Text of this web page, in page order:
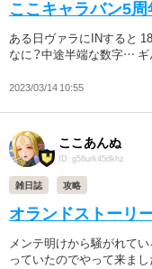
ここキャラバン5
ある日ヴァラにINすると
なに？中途半端な数字…
2023/03/14 10:55
ここあんぬ
ID: g58urk45dkhz
雑日誌 攻略
オランドストーリ
メンテ明けから騒がれて
っていたのでやって来ま